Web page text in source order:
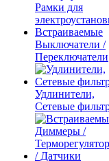
Рамки для
Встраиваемые
Выключатели /
Переключатели
Удлинители,
Сетевые